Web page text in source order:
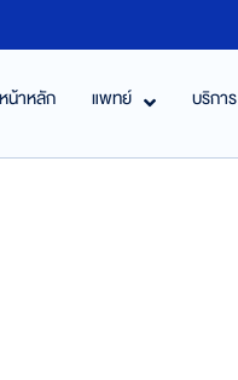
หน้าหลัก แพทย์ บริการ